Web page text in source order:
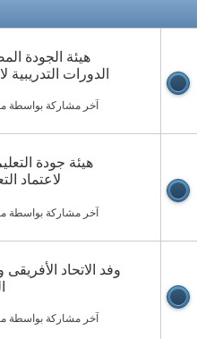
هيئة الجودة
الدورات
آخر مشاركة بواسطة محمود
هيئة جودة
لاعتماد
آخر مشاركة بواسطة محمود
وفد الاتحاد
آخر مشاركة بواسطة محمود